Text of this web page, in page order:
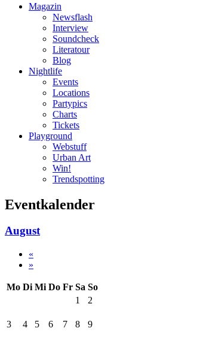
Magazin
Newsflash
Interview
Soundcheck
Literatour
Blog
Nightlife
Events
Locations
Partypics
Charts
Tickets
Playground
Webstuff
Urban Art
Win!
Trendspotting
Eventkalender
August
«
»
Mo Di Mi Do Fr Sa So
1
2
3 4 5 6 7 8 9